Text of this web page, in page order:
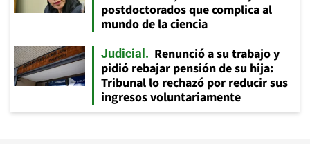
postdoctorados que complica al
mundo de la ciencia
Judicial
Renunció a su trabajo y
pidió rebajar pensión de su hija:
Tribunal lo rechazó por reducir sus
ingresos voluntariamente